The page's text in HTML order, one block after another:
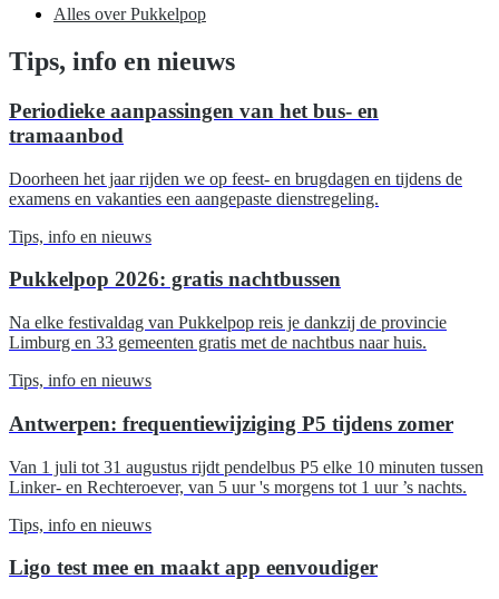
Alles over Pukkelpop
Tips, info en nieuws
Periodieke aanpassingen van het bus- en
tramaanbod
Doorheen het jaar rijden we op feest- en brugdagen en tijdens de
examens en vakanties een aangepaste dienstregeling.
Tips, info en nieuws
Pukkelpop 2026: gratis nachtbussen
Na elke festivaldag van Pukkelpop reis je dankzij de provincie
Limburg en 33 gemeenten gratis met de nachtbus naar huis.
Tips, info en nieuws
Antwerpen: frequentiewijziging P5 tijdens zomer
Van 1 juli tot 31 augustus rijdt pendelbus P5 elke 10 minuten tussen
Linker- en Rechteroever, van 5 uur 's morgens tot 1 uur ’s nachts.
Tips, info en nieuws
Ligo test mee en maakt app eenvoudiger